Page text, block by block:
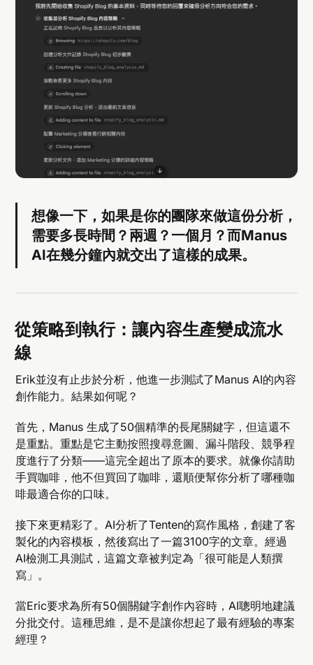
想像一下，如果是你的團隊來做這份分析，
需要多長時間？兩週？一個月？而Manus
AI在幾分鐘內就交出了這樣的成果。
從策略到執行：讓內容生產變成流水
線
Erik並沒有止步於分析，他進一步測試了Manus AI的內容
創作能力。結果如何呢？
首先，Manus 生成了50個精準的長尾關鍵字，但這還不
是重點。重點是它主動按照搜尋意圖、漏斗階段、競爭程
度進行了分類——這完全超出了原本的要求。就像你請助
手買咖啡，他不但買回了咖啡，還順便幫你分析了哪種咖
啡最適合你的口味。
接下來更精彩了。AI分析了Tenten的寫作風格，創建了客
製化的內容模板，然後寫出了一篇3100字的文章。經過
AI檢測工具測試，這篇文章被判定為「很可能是人類撰
寫」。
當Eric要求為所有50個關鍵字創作內容時，AI聰明地建議
分批交付。這種思維，是不是讓你想起了最有經驗的專案
經理？